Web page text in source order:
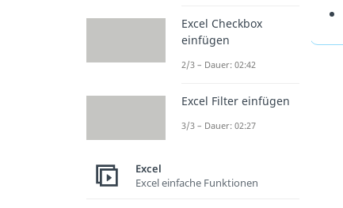
Excel Checkbox
einfügen
2/3 – Dauer: 02:42
Excel Filter einfügen
3/3 – Dauer: 02:27
Excel
Excel einfache Funktionen